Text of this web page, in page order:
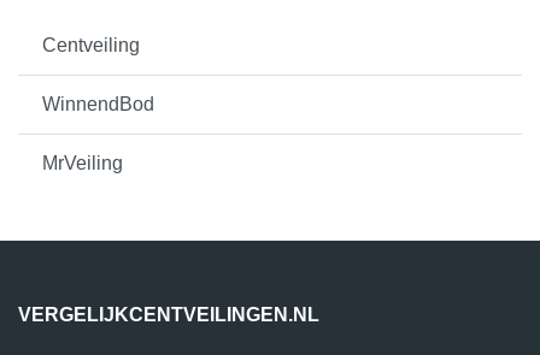
Centveiling
WinnendBod
MrVeiling
VERGELIJKCENTVEILINGEN.NL